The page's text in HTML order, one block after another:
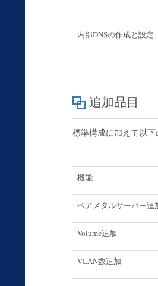
内部DNSの作成と設定
追加品目
標準構成に加えて以下
機能
ベアメタルサーバー追
Volume追加
VLAN数追加